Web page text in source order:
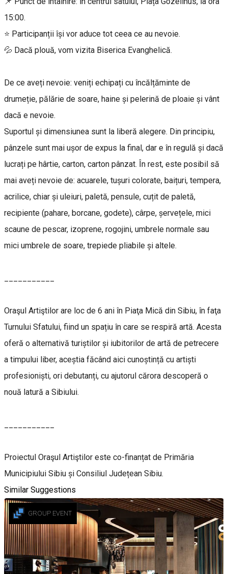
15:00.
⭐ Participanții își vor aduce tot ceea ce au nevoie.
💦 Dacă plouă, vom vizita Biserica Evanghelică.
De ce aveți nevoie: veniți echipați cu încălțăminte de
drumeție, pălărie de soare, haine și pelerină de ploaie și vânt
dacă e nevoie.
Suportul și dimensiunea sunt la liberă alegere. Din principiu,
pânzele sunt mai ușor de expus la final, dar e în regulă și dacă
lucrați pe hârtie, carton, carton pânzat. În rest, este posibil să
mai aveți nevoie de: acuarele, tușuri colorate, baițuri, tempera,
acrilice, chiar și uleiuri, paletă, pensule, cuțit de paletă,
recipiente (pahare, borcane, godete), cârpe, șervețele, mici
scaune de pescar, izoprene, rogojini, umbrele normale sau
mici umbrele de soare, trepiede pliabile și altele.
Oraşul Artiştilor are loc de 6 ani în Piaţa Mică din Sibiu, în faţa
Turnului Sfatului, fiind un spațiu în care se respiră artă. Acesta
oferă o alternativă turiștilor și iubitorilor de artă de petrecere
a timpului liber, aceștia făcând aici cunoștință cu artiști
profesioniști, ori debutanți, cu ajutorul cărora descoperă o
nouă latură a Sibiului.
Proiectul Oraşul Artiştilor este co-finanțat de Primăria
Municipiului Sibiu și Consiliul Județean Sibiu.
Similar Suggestions
GROUP EVENT